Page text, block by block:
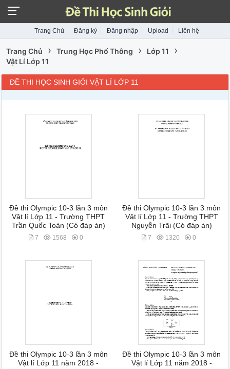
Trang Chủ Đăng ký Đăng nhập Upload Liên hệ
Trang Chủ › Trung Học Phổ Thông › Lớp 11 ›
Vật Lí Lớp 11
ĐỀ THI HỌC SINH GIỎI VẬT LÍ LỚP 11
Đề thi Olympic 10-3 lần 3 môn
Vật lí Lớp 11 - Trường THPT
Trần Quốc Toản (Có đáp án)
7 1568 0
Đề thi Olympic 10-3 lần 3 môn
Vật lí Lớp 11 - Trường THPT
Nguyễn Trãi (Có đáp án)
7 1320 0
Đề thi Olympic 10-3 lần 3 môn
Vật lí Lớp 11 năm 2018 -
Đề thi Olympic 10-3 lần 3 môn
Vật lí Lớp 11 năm 2018 -